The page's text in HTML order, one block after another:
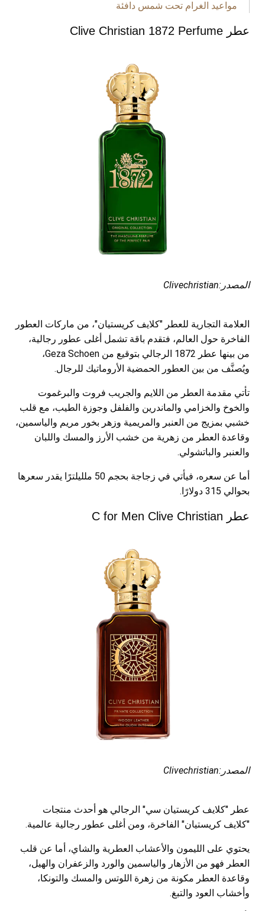
مواعيد الغرام تحت شمس دافئة
عطر Clive Christian 1872 Perfume
المصدر:Clivechristian
العلامة التجارية للعطر "كلايف كريستيان"، من ماركات العطور
الفاخرة حول العالم، فتقدم باقة تشمل أغلى عطور رجالية،
من بينها عطر 1872 الرجالي بتوقيع من Geza Schoen،
ويُصنَّف من بين العطور الحمضية الأروماتيك للرجال.
تأتي مقدمة العطر من اللايم والجريب فروت والبرغموت
والخوخ والخزامي والماندرين والفلفل وجوزة الطيب، مع قلب
خشبي بمزيج من العنبر والمريمية وزهر بخور مريم والياسمين،
وقاعدة العطر من زهرية من خشب الأرز والمسك واللبان
والعنبر والباتشولي.
أما عن سعره، فيأتي في زجاجة بحجم 50 ملليلترًا يقدر سعرها
بحوالي 315 دولارًا.
عطر C for Men Clive Christian
المصدر:Clivechristian
عطر "كلايف كريستيان سي" الرجالي هو أحدث منتجات
"كلايف كريستيان" الفاخرة، ومن أغلى عطور رجالية عالمية.
يحتوي على الليمون والأعشاب العطرية والشاي، أما عن قلب
العطر فهو من الأزهار والياسمين والورد والزعفران والهيل،
وقاعدة العطر مكونة من زهرة اللوتس والمسك والتونكا،
وأخشاب العود والتبغ.